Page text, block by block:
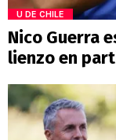
U DE CHILE
Nico Guerra
lienzo en